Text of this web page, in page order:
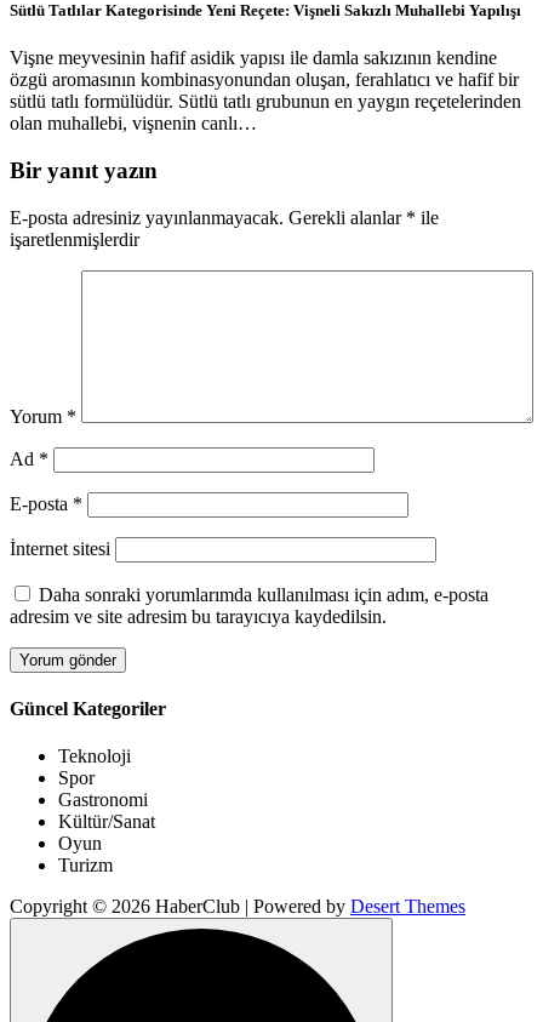
Sütlü Tatlılar Kategorisinde Yeni Reçete: Vişneli Sakızlı Muhallebi Yapılışı
Vişne meyvesinin hafif asidik yapısı ile damla sakızının kendine
özgü aromasının kombinasyonundan oluşan, ferahlatıcı ve hafif bir
sütlü tatlı formülüdür. Sütlü tatlı grubunun en yaygın reçetelerinden
olan muhallebi, vişnenin canlı…
Bir yanıt yazın
E-posta adresiniz yayınlanmayacak. Gerekli alanlar * ile
işaretlenmişlerdir
Yorum *
Ad *
E-posta *
İnternet sitesi
Daha sonraki yorumlarımda kullanılması için adım, e-posta
adresim ve site adresim bu tarayıcıya kaydedilsin.
Güncel Kategoriler
Teknoloji
Spor
Gastronomi
Kültür/Sanat
Oyun
Turizm
Copyright © 2026 HaberClub | Powered by Desert Themes